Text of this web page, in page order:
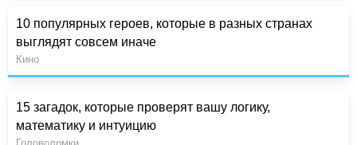
10 популярных героев, которые в разных странах
выглядят совсем иначе
Кино
15 загадок, которые проверят вашу логику,
математику и интуицию